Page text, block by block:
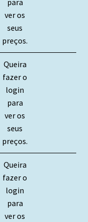
para
ver os
seus
preços.
Queira
fazer o
login
para
ver os
seus
preços.
Queira
fazer o
login
para
ver os